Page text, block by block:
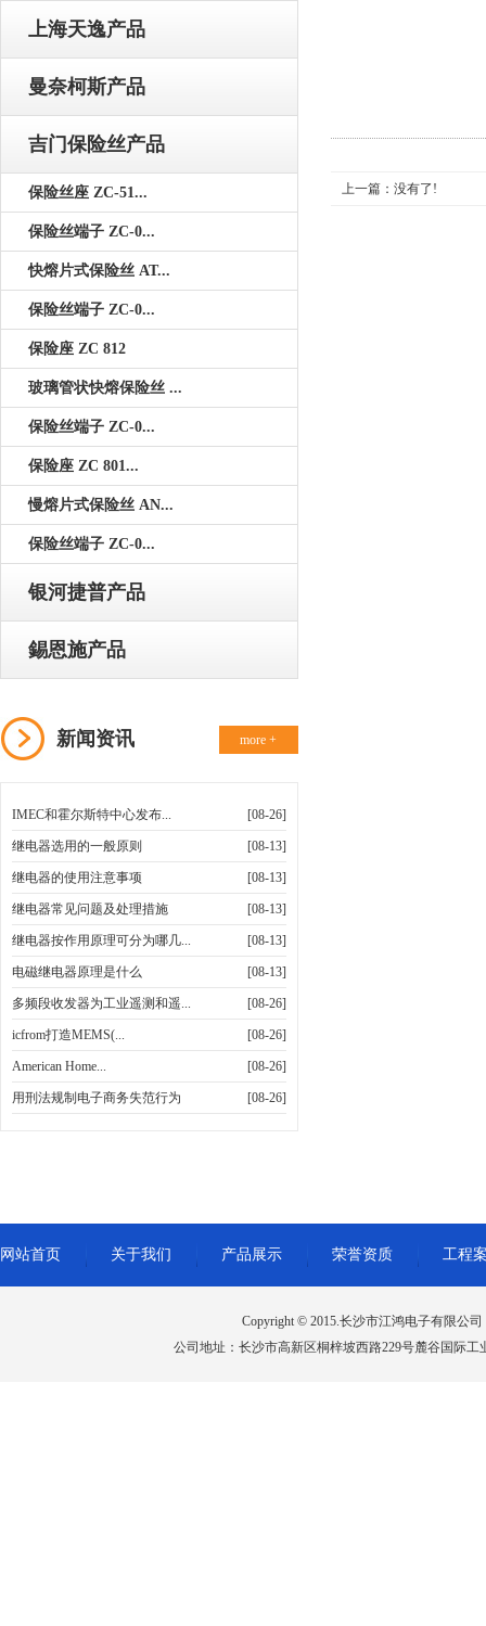
上海天逸产品
曼奈柯斯产品
吉门保险丝产品
保险丝座 ZC-51...
保险丝端子 ZC-0...
快熔片式保险丝 AT...
保险丝端子 ZC-0...
保险座 ZC 812
玻璃管状快熔保险丝 ...
保险丝端子 ZC-0...
保险座 ZC 801...
慢熔片式保险丝 AN...
保险丝端子 ZC-0...
银河捷普产品
錫恩施产品
新闻资讯 more +
IMEC和霍尔斯特中心发布... [08-26]
继电器选用的一般原则 [08-13]
继电器的使用注意事项 [08-13]
继电器常见问题及处理措施 [08-13]
继电器按作用原理可分为哪几... [08-13]
电磁继电器原理是什么 [08-13]
多频段收发器为工业遥测和遥... [08-26]
icfrom打造MEMS(... [08-26]
American Home... [08-26]
用刑法规制电子商务失范行为 [08-26]
上一篇：没有了!
网站首页 关于我们 产品展示 荣誉资质 工程
Copyright © 2015.长沙市江鸿电子有限公司
公司地址：长沙市高新区桐梓坡西路229号麓谷国际工